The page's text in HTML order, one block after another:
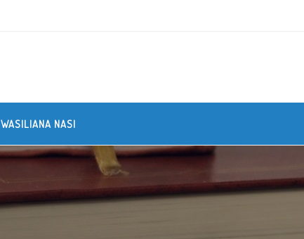
WASILIANA NASI